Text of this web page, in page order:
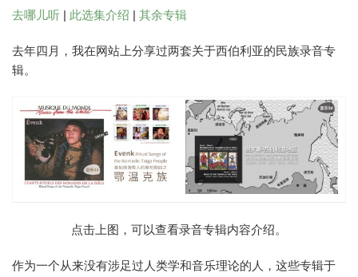
去哪儿听 | 此选集介绍 | 其余专辑
去年四月，我在网站上分享过两套关于西伯利亚的民族录音专
辑。
点击上图，可以查看录音专辑内容介绍。
作为一个从来没有涉足过人类学和音乐理论的人，这些专辑于